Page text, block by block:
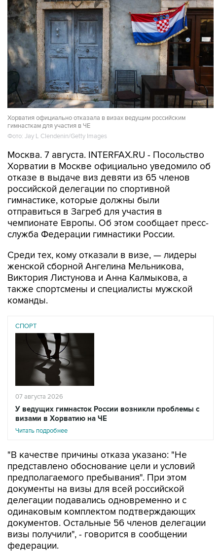
Хорватия официально отказала в визах ведущим российским
гимнасткам для участия в ЧЕ
Фото: Jay L Clendenin/Getty Images
Москва. 7 августа. INTERFAX.RU - Посольство
Хорватии в Москве официально уведомило об
отказе в выдаче виз девяти из 65 членов
российской делегации по спортивной
гимнастике, которые должны были
отправиться в Загреб для участия в
чемпионате Европы. Об этом сообщает пресс-
служба Федерации гимнастики России.
Среди тех, кому отказали в визе, — лидеры
женской сборной Ангелина Мельникова,
Виктория Листунова и Анна Калмыкова, а
также спортсмены и специалисты мужской
команды.
СПОРТ
07 августа 2026
У ведущих гимнасток России возникли проблемы с
визами в Хорватию на ЧЕ
Читать подробнее
"В качестве причины отказа указано: "Не
представлено обоснование цели и условий
предполагаемого пребывания". При этом
документы на визы для всей российской
делегации подавались одновременно и с
одинаковым комплектом подтверждающих
документов. Остальные 56 членов делегации
визы получили", - говорится в сообщении
федерации.